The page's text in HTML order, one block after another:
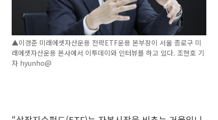
▲이경준 미래에셋자산운용 전략ETF운용 본부장이 서울 종로구 미
래에셋자산운용 본사에서 이투데이와 인터뷰를 하고 있다. 조현호 기
자 hyunho@